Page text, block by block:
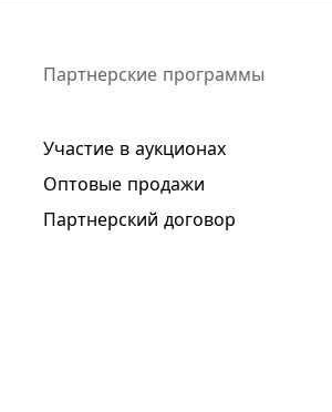
Партнерские программы
Участие в аукционах
Оптовые продажи
Партнерский договор